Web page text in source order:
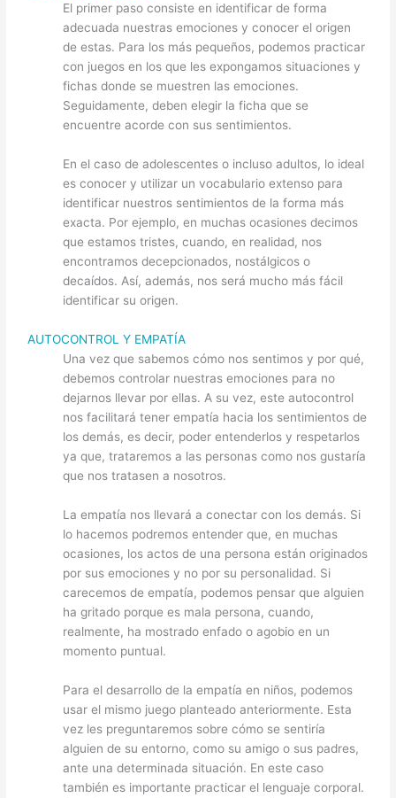
El primer paso consiste en identificar de forma
adecuada nuestras emociones y conocer el origen
de estas. Para los más pequeños, podemos practicar
con juegos en los que les expongamos situaciones y
fichas donde se muestren las emociones.
Seguidamente, deben elegir la ficha que se
encuentre acorde con sus sentimientos.
En el caso de adolescentes o incluso adultos, lo ideal
es conocer y utilizar un vocabulario extenso para
identificar nuestros sentimientos de la forma más
exacta. Por ejemplo, en muchas ocasiones decimos
que estamos tristes, cuando, en realidad, nos
encontramos decepcionados, nostálgicos o
decaídos. Así, además, nos será mucho más fácil
identificar su origen.
AUTOCONTROL Y EMPATÍA
Una vez que sabemos cómo nos sentimos y por qué,
debemos controlar nuestras emociones para no
dejarnos llevar por ellas. A su vez, este autocontrol
nos facilitará tener empatía hacia los sentimientos de
los demás, es decir, poder entenderlos y respetarlos
ya que, trataremos a las personas como nos gustaría
que nos tratasen a nosotros.
La empatía nos llevará a conectar con los demás. Si
lo hacemos podremos entender que, en muchas
ocasiones, los actos de una persona están originados
por sus emociones y no por su personalidad. Si
carecemos de empatía, podemos pensar que alguien
ha gritado porque es mala persona, cuando,
realmente, ha mostrado enfado o agobio en un
momento puntual.
Para el desarrollo de la empatía en niños, podemos
usar el mismo juego planteado anteriormente. Esta
vez les preguntaremos sobre cómo se sentiría
alguien de su entorno, como su amigo o sus padres,
ante una determinada situación. En este caso
también es importante practicar el lenguaje corporal.